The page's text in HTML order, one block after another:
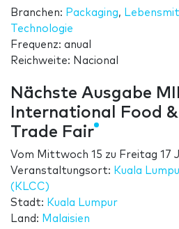
Branchen: Packaging,
Technologie
Frequenz: anual
Reichweite: Nacional
Nächste Ausgabe
International Food
Trade Fair
Vom Mittwoch 15 zu Freitag 17
Veranstaltungsort: Kuala
(KLCC)
Stadt: Kuala Lumpur
Land: Malaisien